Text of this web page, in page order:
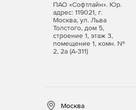
ПАО «Софтлайн». Юр.
адрес: 119021, г.
Москва, ул. Льва
Толстого, дом 5,
строение 1, этаж 3,
помещение 1, комн. №
2, 2а (А-311)
Москва